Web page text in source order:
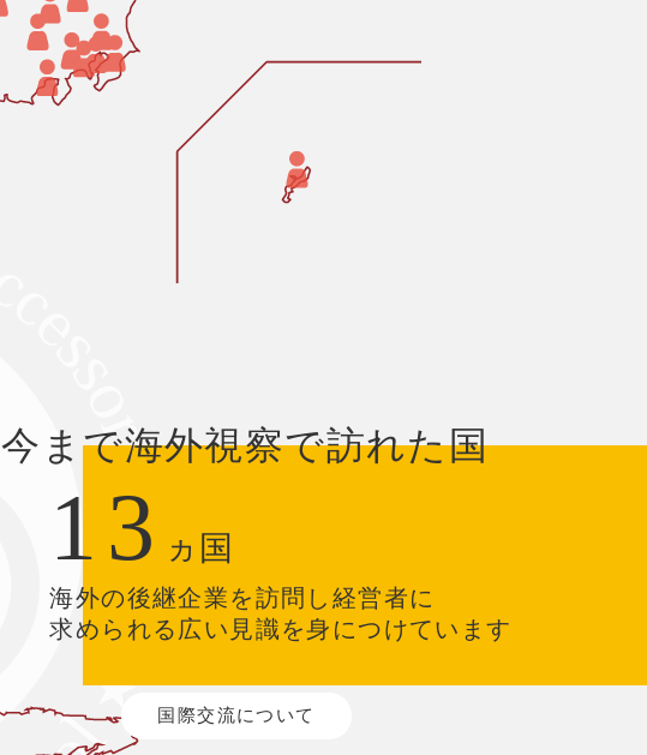
今まで海外視察で訪れた国
13 ヵ国
海外の後継企業を訪問し経営者に
求められる広い見識を身につけています
国際交流について